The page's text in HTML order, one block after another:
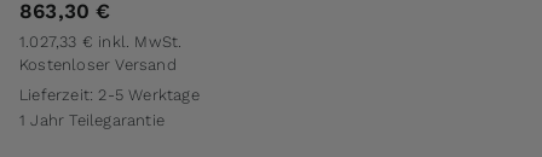
863,30 €
1.027,33 € inkl. MwSt.
Kostenloser Versand
Lieferzeit: 2-5 Werktage
1 Jahr Teilegarantie